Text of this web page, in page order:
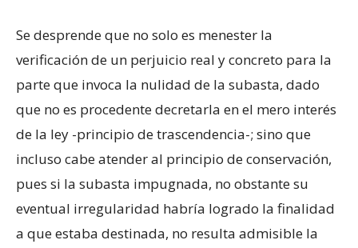
Se desprende que no solo es menester la
verificación de un perjuicio real y concreto para la
parte que invoca la nulidad de la subasta, dado
que no es procedente decretarla en el mero interés
de la ley -principio de trascendencia-; sino que
incluso cabe atender al principio de conservación,
pues si la subasta impugnada, no obstante su
eventual irregularidad habría logrado la finalidad
a que estaba destinada, no resulta admisible la